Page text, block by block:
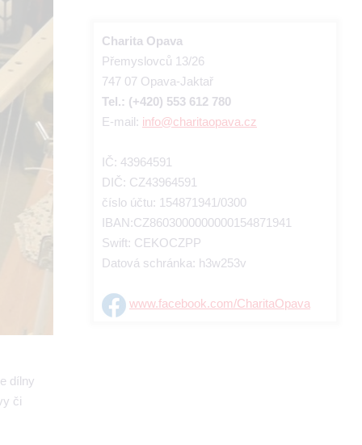
Charita Opava
Přemyslovců 13/26
747 07 Opava-Jaktař
Tel.: (+420) 553 612 780
E-mail: info@charitaopava.cz
IČ: 43964591
DIČ: CZ43964591
číslo účtu: 154871941/0300
IBAN:CZ8603000000000154871941
Swift: CEKOCZPP
Datová schránka: h3w253v
www.facebook.com/CharitaOpava
dílny
či